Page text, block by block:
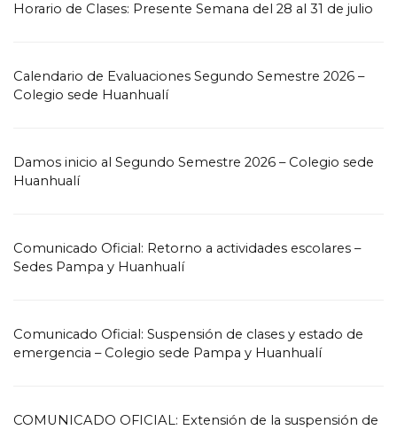
Horario de Clases: Presente Semana del 28 al 31 de julio
Calendario de Evaluaciones Segundo Semestre 2026 –
Colegio sede Huanhualí
Damos inicio al Segundo Semestre 2026 – Colegio sede
Huanhualí
Comunicado Oficial: Retorno a actividades escolares –
Sedes Pampa y Huanhualí
Comunicado Oficial: Suspensión de clases y estado de
emergencia – Colegio sede Pampa y Huanhualí
COMUNICADO OFICIAL: Extensión de la suspensión de